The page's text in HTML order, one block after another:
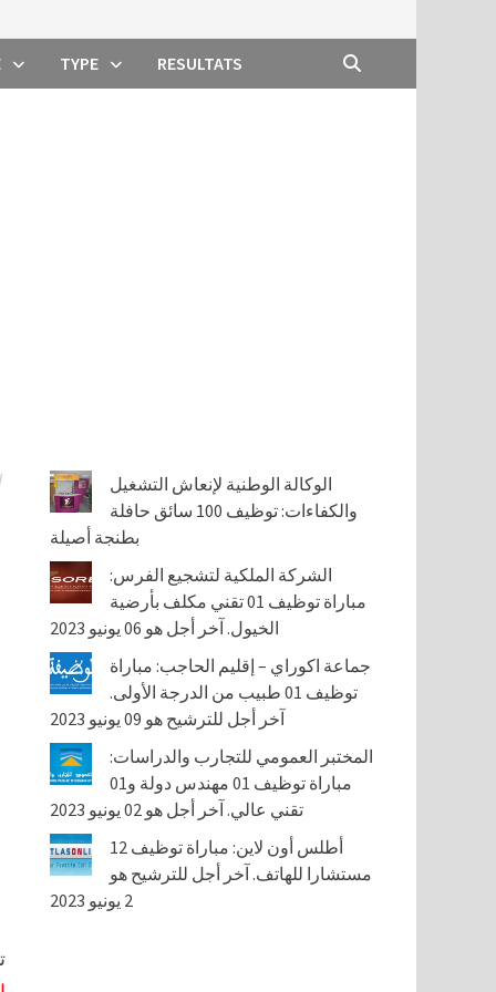
TYPE RESULTATS
الوكالة الوطنية لإنعاش التشغيل
والكفاءات: توظيف 100 سائق حافلة
بطنجة أصيلة
الشركة الملكية لتشجيع الفرس:
مباراة توظيف 01 تقني مكلف بأرضية
الخيول. آخر أجل هو 06 يونيو 2023
جماعة اكوراي – إقليم الحاجب: مباراة
توظيف 01 طبيب من الدرجة الأولى.
آخر أجل للترشيح هو 09 يونيو 2023
المختبر العمومي للتجارب والدراسات:
مباراة توظيف 01 مهندس دولة و01
تقني عالي. آخر أجل هو 02 يونيو 2023
أطلس أون لاين: مباراة توظيف 12
مستشارا للهاتف. آخر أجل للترشيح هو
2 يونيو 2023